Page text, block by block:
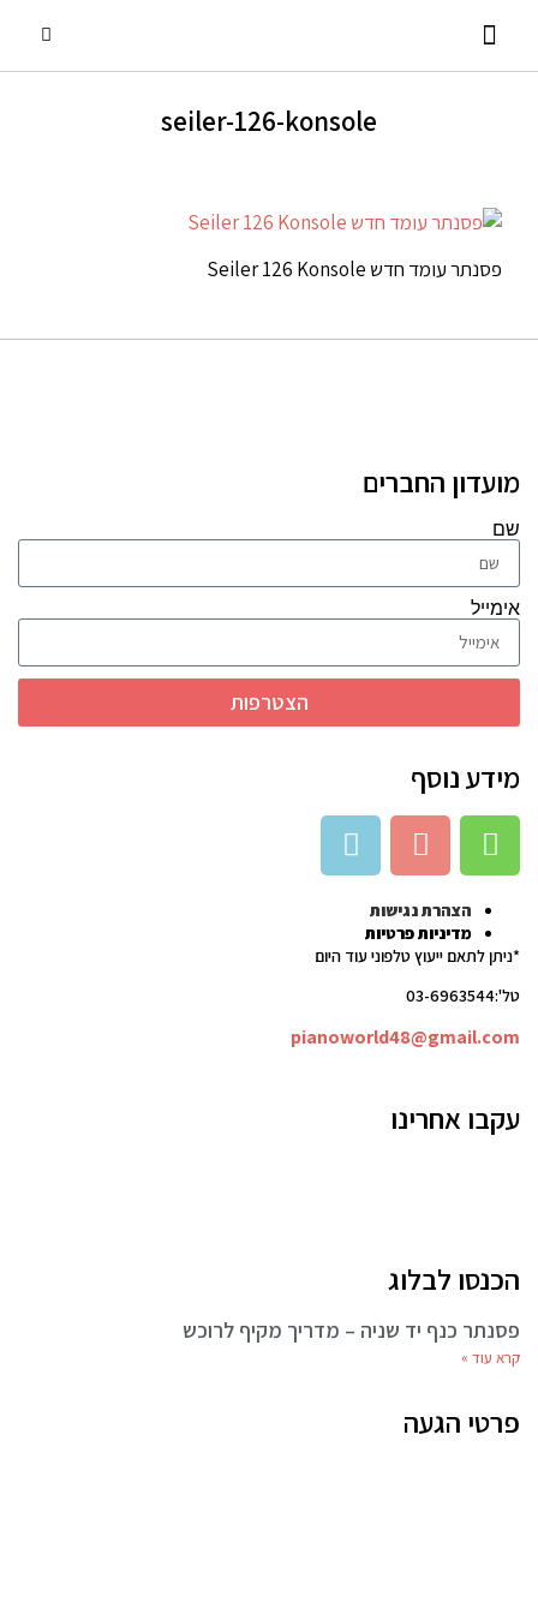
seiler-126-konsole
פסנתר עומד חדש Seiler 126 Konsole
מועדון החברים
שם
אימייל
הצטרפות
מידע נוסף
הצהרת נגישות
מדיניות פרטיות
*ניתן לתאם ייעוץ טלפוני עוד היום
טל':03-6963544
pianoworld48@gmail.com
עקבו אחרינו
הכנסו לבלוג
פסנתר כנף יד שניה – מדריך מקיף לרוכש
קרא עוד »
פרטי הגעה